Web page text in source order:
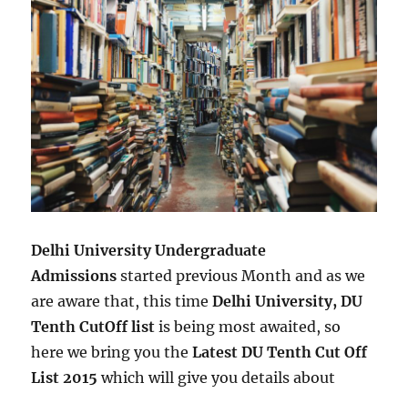
Delhi University Undergraduate
Admissions started previous Month and as we
are aware that, this timeDelhi University, DU
Tenth CutOff list is being most awaited, so
here we bring you theLatest DU Tenth Cut Off
List 2015 which will give you details about